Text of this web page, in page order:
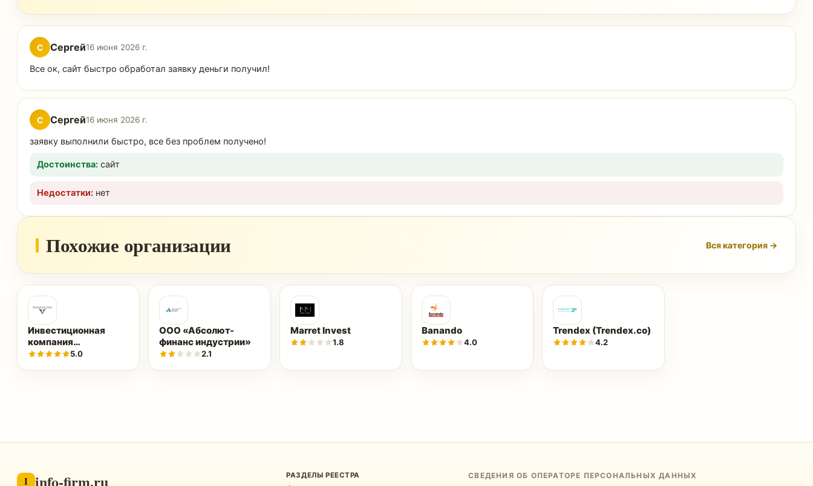
С Сергей16 июня 2026 г.
Все ок, сайт быстро обработал заявку деньги получил!
С Сергей16 июня 2026 г.
заявку выполнили быстро, все без проблем получено!
Достоинства: сайт
Недостатки: нет
Похожие организации Вся категория →
Инвестиционная
компания
Великобритании
5.0
ООО «Абсолют-
финанс индустрии»
2.1
Marret Invest
1.8
Banando
4.0
Trendex (Trendex.co)
4.2
I info-firm.ru РАЗДЕЛЫ РЕЕСТРА СВЕДЕНИЯ ОБ ОПЕРАТОРЕ ПЕРСОНАЛЬНЫХ ДАННЫХ